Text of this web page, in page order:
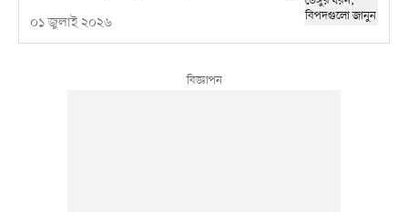
০১ জুলাই ২০২৬